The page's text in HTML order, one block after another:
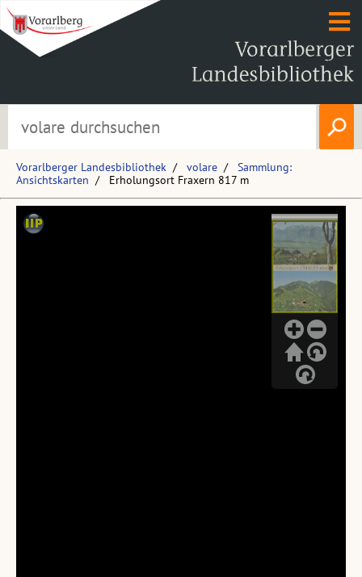
Vorarlberger Landesbibliothek volare
Sammlung:
Ansichtskarten
Erholungsort Fraxern 817 m